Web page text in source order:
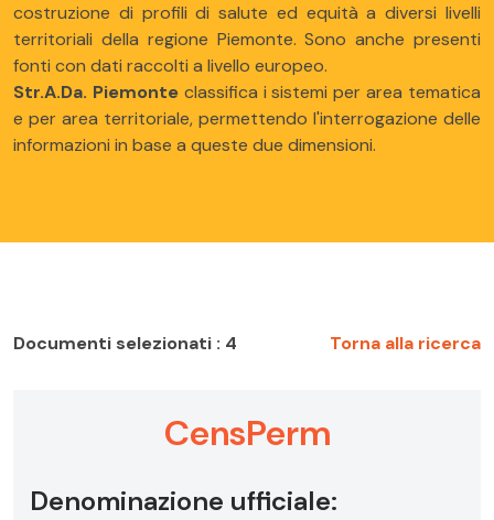
costruzione di profili di salute ed equità a diversi livelli
territoriali della regione Piemonte. Sono anche presenti
fonti con dati raccolti a livello europeo.
Str.A.Da. Piemonteclassifica i sistemi per area tematica
e per area territoriale, permettendo l'interrogazione delle
informazioni in base a queste due dimensioni.
Documenti selezionati : 4 Torna alla ricerca
CensPerm
Denominazione ufficiale: